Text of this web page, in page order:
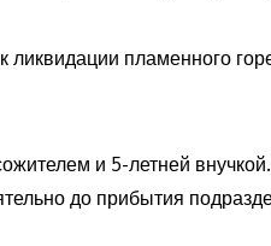
пламенного
и 5-летней
до прибытия